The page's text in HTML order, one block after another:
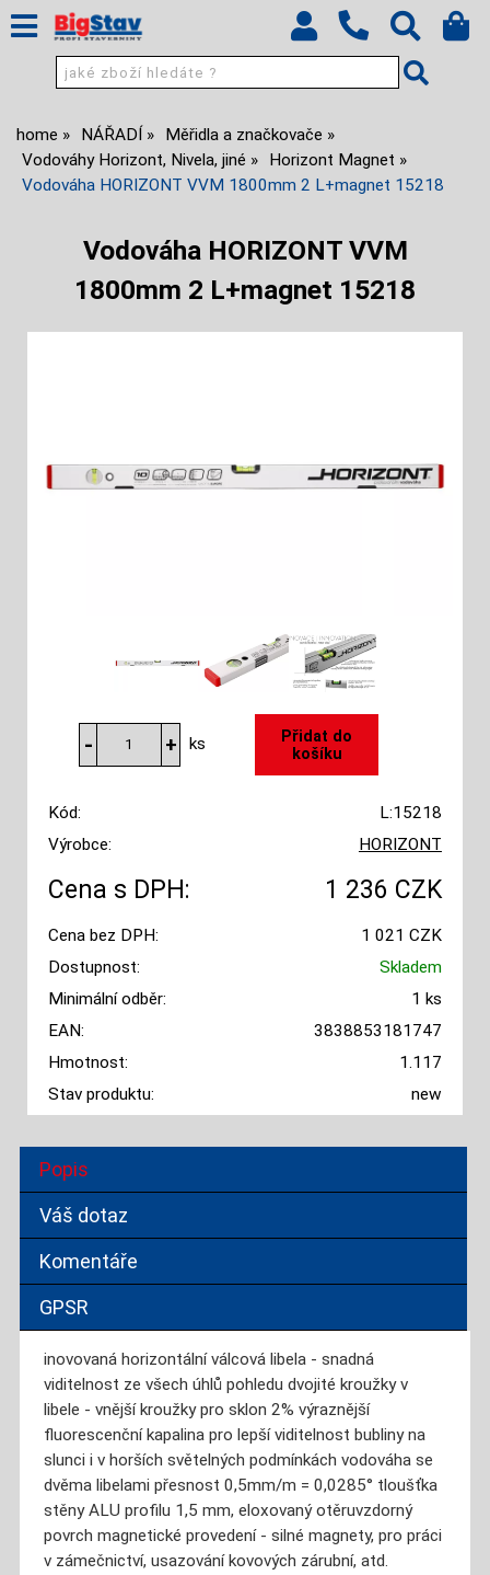
home NÁŘADÍ
Měřidla a značkovače
Vodováhy Horizont, Nivela, jiné
Horizont Magnet
Vodováha HORIZONT VVM 1800mm 2 L+magnet 15218
Vodováha HORIZONT VVM
1800mm 2 L+magnet 15218
ks
Kód:
L:15218
Výrobce:
HORIZONT
Cena s DPH: 1 236 CZK
Cena bez DPH:
1 021 CZK
Dostupnost:
Skladem
Minimální odběr:
1 ks
EAN:
3838853181747
Hmotnost:
1.117
Stav produktu:
new
Popis
Váš dotaz
Komentáře
GPSR
inovovaná horizontální válcová libela - snadná
viditelnost ze všech úhlů pohledu dvojité kroužky v
libele - vnější kroužky pro sklon 2% výraznější
fluorescenční kapalina pro lepší viditelnost bubliny na
slunci i v horších světelných podmínkách vodováha se
dvěma libelami přesnost 0,5mm/m = 0,0285° tloušťka
stěny ALU profilu 1,5 mm, eloxovaný otěruvzdorný
povrch magnetické provedení - silné magnety, pro práci
v zámečnictví, usazování kovových zárubní, atd.